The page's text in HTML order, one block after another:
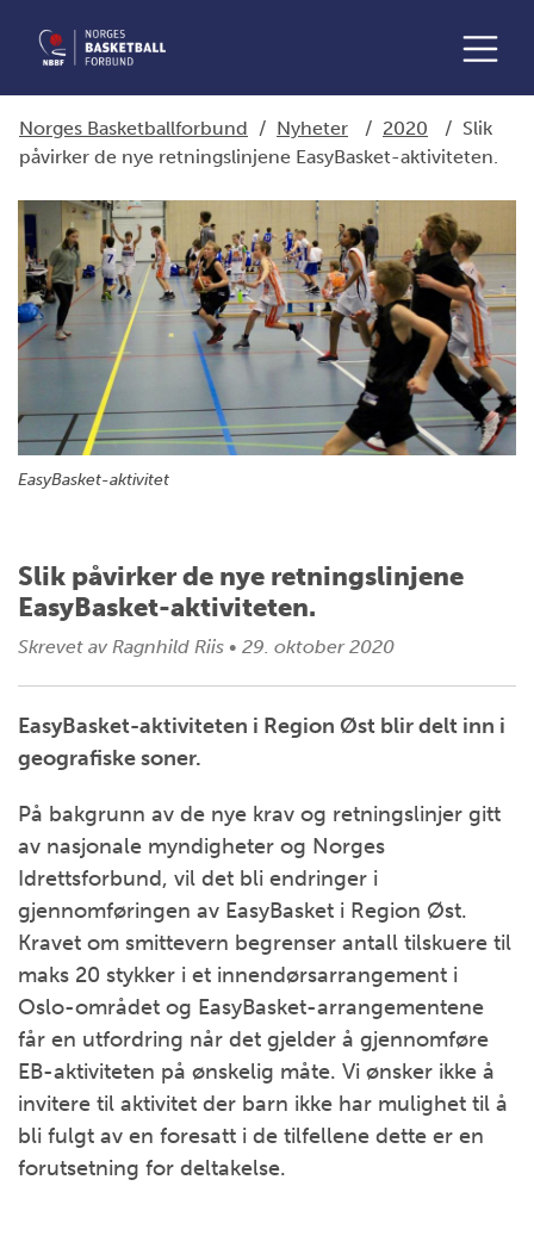
Norges Basketballforbund / Nyheter / 2020 / Slik
påvirker de nye retningslinjene EasyBasket-aktiviteten.
EasyBasket-aktivitet
Slik påvirker de nye retningslinjene
EasyBasket-aktiviteten.
Skrevet av Ragnhild Riis • 29. oktober 2020
EasyBasket-aktiviteten i Region Øst blir delt inn i
geografiske soner.
På bakgrunn av de nye krav og retningslinjer gitt
av nasjonale myndigheter og Norges
Idrettsforbund, vil det bli endringer i
gjennomføringen av EasyBasket i Region Øst.
Kravet om smittevern begrenser antall tilskuere til
maks 20 stykker i et innendørsarrangement i
Oslo-området og EasyBasket-arrangementene
får en utfordring når det gjelder å gjennomføre
EB-aktiviteten på ønskelig måte. Vi ønsker ikke å
invitere til aktivitet der barn ikke har mulighet til å
bli fulgt av en foresatt i de tilfellene dette er en
forutsetning for deltakelse.